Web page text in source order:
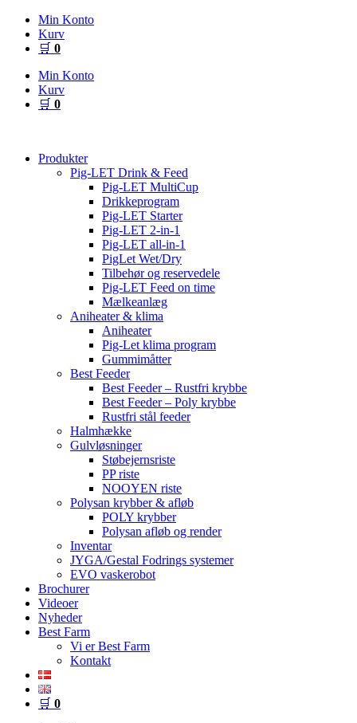
Videre
indhold
Min Konto
Kurv
🛒 0
Min Konto
Kurv
🛒 0
Produkter
Pig-LET Drink & Feed
Pig-LET MultiCup
Drikkeprogram
Pig-LET Starter
Pig-LET 2-in-1
Pig-LET all-in-1
PigLet Wet/Dry
Tilbehør og reservedele
Pig-LET Feed on time
Mælkeanlæg
Aniheater & klima
Aniheater
Pig-Let klima program
Gummimåtter
Best Feeder
Best Feeder – Rustfri krybbe
Best Feeder – Poly krybbe
Rustfri stål feeder
Halmhække
Gulvløsninger
Støbejernsriste
PP riste
NOOYEN riste
Polysan krybber & afløb
POLY krybber
Polysan afløb og render
Inventar
JYGA/Gestal Fodrings systemer
EVO vaskerobot
Brochurer
Videoer
Nyheder
Best Farm
Vi er Best Farm
Kontakt
🛒 0